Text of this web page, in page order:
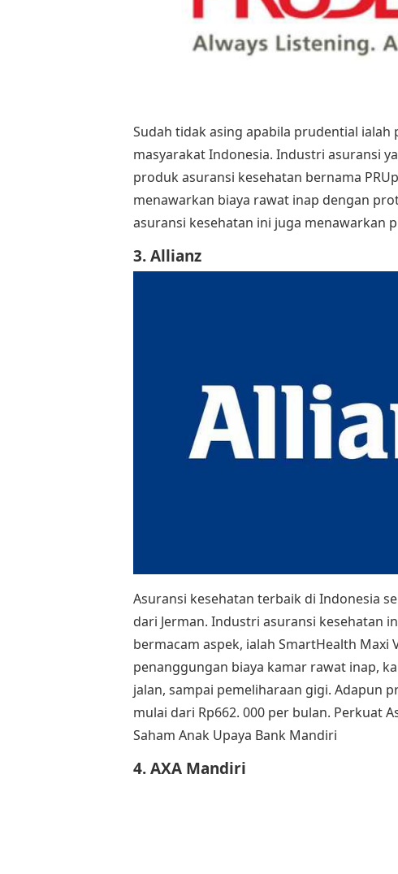
Sudah tidak asing apabila prudential ialah
masyarakat Indonesia. Industri asuransi
produk asuransi kesehatan bernama
menawarkan biaya rawat inap dengan
asuransi kesehatan ini juga menawarkan
3. Allianz
Asuransi kesehatan terbaik di Indonesia
dari Jerman. Industri asuransi kesehatan
bermacam aspek, ialah SmartHealth
penanggungan biaya kamar rawat inap,
jalan, sampai pemeliharaan gigi. Adapun
mulai dari Rp662. 000 per bulan. Perkuat
Saham Anak Upaya Bank Mandiri
4. AXA Mandiri